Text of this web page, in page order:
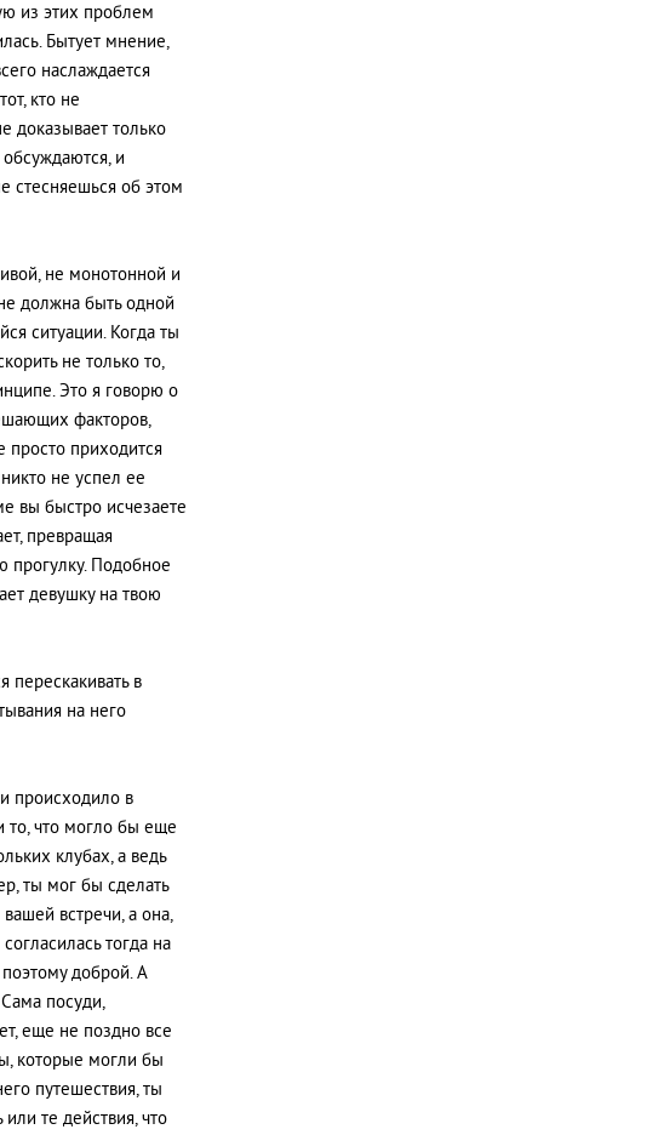
из этих проблем
Бытует мнение,
наслаждается
кто не
доказывает только
и
стесняешься об этом
не монотонной и
должна быть одной
ситуации. Когда ты
не только то,
Это я говорю о
факторов,
просто приходится
не успел ее
вы быстро исчезаете
превращая
прогулку. Подобное
девушку на твою
в
на него
происходило в
то, что могло бы еще
клубах, а ведь
ты мог бы сделать
встречи, а она,
тогда на
доброй. А
посуди,
еще не поздно все
которые могли бы
путешествия, ты
те действия, что